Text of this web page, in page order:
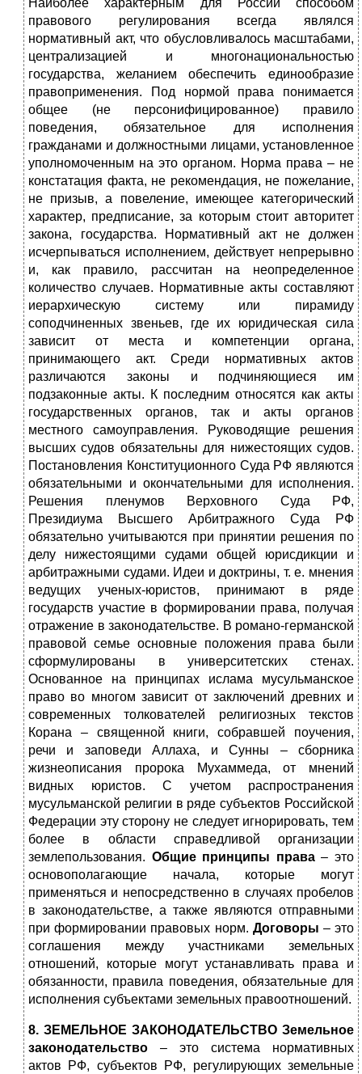
Наиболее характерным для России способом
правового регулирования всегда являлся
нормативный акт, что обусловливалось масштабами,
централизацией и многонациональностью
государства, желанием обеспечить единообразие
правоприменения. Под нормой права понимается
общее (не персонифицированное) правило
поведения, обязательное для исполнения
гражданами и должностными лицами, установленное
уполномоченным на это органом. Норма права – не
констатация факта, не рекомендация, не пожелание,
не призыв, а повеление, имеющее категорический
характер, предписание, за которым стоит авторитет
закона, государства. Нормативный акт не должен
исчерпываться исполнением, действует непрерывно
и, как правило, рассчитан на неопределенное
количество случаев. Нормативные акты составляют
иерархическую систему или пирамиду
соподчиненных звеньев, где их юридическая сила
зависит от места и компетенции органа,
принимающего акт. Среди нормативных актов
различаются законы и подчиняющиеся им
подзаконные акты. К последним относятся как акты
государственных органов, так и акты органов
местного самоуправления. Руководящие решения
высших судов обязательны для нижестоящих судов.
Постановления Конституционного Суда РФ являются
обязательными и окончательными для исполнения.
Решения пленумов Верховного Суда РФ,
Президиума Высшего Арбитражного Суда РФ
обязательно учитываются при принятии решения по
делу нижестоящими судами общей юрисдикции и
арбитражными судами. Идеи и доктрины, т. е. мнения
ведущих ученых-юристов, принимают в ряде
государств участие в формировании права, получая
отражение в законодательстве. В романо-германской
правовой семье основные положения права были
сформулированы в университетских стенах.
Основанное на принципах ислама мусульманское
право во многом зависит от заключений древних и
современных толкователей религиозных текстов
Корана – священной книги, собравшей поучения,
речи и заповеди Аллаха, и Сунны – сборника
жизнеописания пророка Мухаммеда, от мнений
видных юристов. С учетом распространения
мусульманской религии в ряде субъектов Российской
Федерации эту сторону не следует игнорировать, тем
более в области справедливой организации
землепользования. Общие принципы права– это
основополагающие начала, которые могут
применяться и непосредственно в случаях пробелов
в законодательстве, а также являются отправными
при формировании правовых норм. Договоры – это
соглашения между участниками земельных
отношений, которые могут устанавливать права и
обязанности, правила поведения, обязательные для
исполнения субъектами земельных правоотношений.
8. ЗЕМЕЛЬНОЕ ЗАКОНОДАТЕЛЬСТВО Земельное
законодательство – это система нормативных
актов РФ, субъектов РФ, регулирующих земельные